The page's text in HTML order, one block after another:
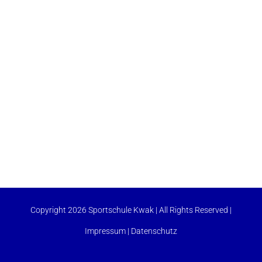
Copyright 2026 Sportschule Kwak | All Rights Reserved |
Impressum | Datenschutz